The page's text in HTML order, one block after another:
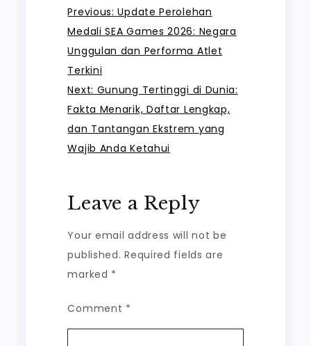
Post
navigation
Previous: Update Perolehan
Medali SEA Games 2026: Negara
Unggulan dan Performa Atlet
Terkini
Next: Gunung Tertinggi di Dunia:
Fakta Menarik, Daftar Lengkap,
dan Tantangan Ekstrem yang
Wajib Anda Ketahui
Leave a Reply
Your email address will not be
published. Required fields are
marked *
Comment *